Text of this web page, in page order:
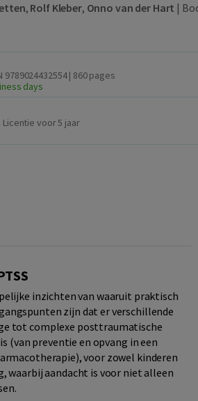
, Rolf Kleber, Onno van der Hart |
9789024432554| 860 pages
days
Licentie voor 5 jaar
inzichten van waaruit praktisch
zijn dat er verschillende
tot complexe posttraumatische
(van preventie en opvang in een
voor zowel kinderen
waarbij aandacht is voor niet alleen